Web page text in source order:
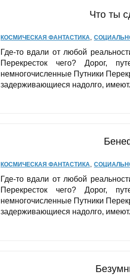
Что ты
КОСМИЧЕСКАЯ ФАНТАСТИКА
Где-то вдали от любой
Перекресток чего? Дорог,
немногочисленные Путники
задерживающиеся надолго,
КОСМИЧЕСКАЯ ФАНТАСТИКА,
Где-то вдали от любой
Перекресток чего? Дорог,
немногочисленные Путники
задерживающиеся надолго,